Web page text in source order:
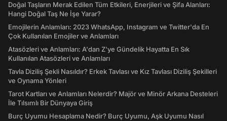
Doğal Taşların Merak Edilen Tüm Etkileri, Enerjileri ve Şifa Alanları:
Hangi Doğal Taş Ne İşe Yarar?
Emojilerin Anlamları: 2023 WhatsApp, Instagram ve Twitter'da En
Çok Kullanılan Emojiler ve Anlamları
Atasözleri ve Anlamları: A'dan Z'ye Gündelik Hayatta En Sık
Kullanılan Atasözleri ve Anlamları
Tavla Diziliş Şekli Nasıldır? Erkek Tavlası ve Kız Tavlası Diziliş Şekilleri
ve Oynama Yönleri
Tarot Kartları ve Anlamları Nelerdir? Majör ve Minör Arkana Desteleri
İle Tılsımlı Bir Dünyaya Giriş
Burç Uyumu Hesaplama Nedir? Burç Uyumu, Aşk Uyumu Nasıl